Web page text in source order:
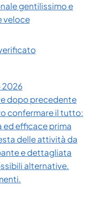
gentilissimo e
veloce
2026
dopo precedente
confermare il tutto:
ed efficace prima
delle attività da
e dettagliata
alternative.